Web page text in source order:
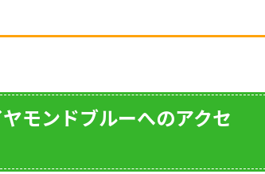
モンドブルーへのアクセ